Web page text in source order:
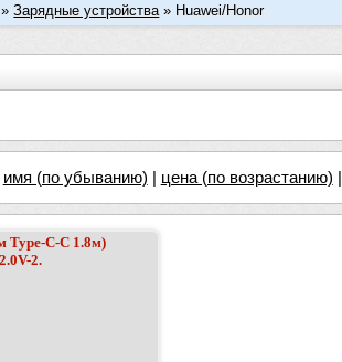
»Зарядные устройства» Huawei/Honor
имя (по убыванию) цена (по возрастанию)
Type-C-C 1.8м)
2.